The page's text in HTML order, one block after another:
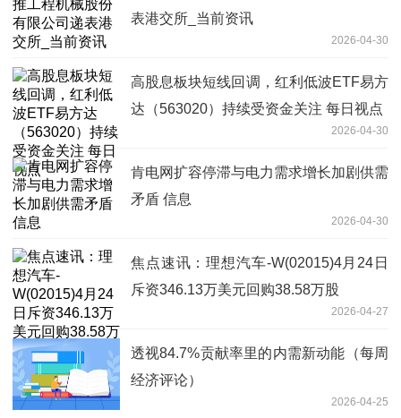
表港交所_当前资讯
2026-04-30
高股息板块短线回调，红利低波ETF易方
达（563020）持续受资金关注 每日视点
2026-04-30
肯电网扩容停滞与电力需求增长加剧供需
矛盾 信息
2026-04-30
焦点速讯：理想汽车-W(02015)4月24日
斥资346.13万美元回购38.58万股
2026-04-27
透视84.7%贡献率里的内需新动能（每周
经济评论）
2026-04-25